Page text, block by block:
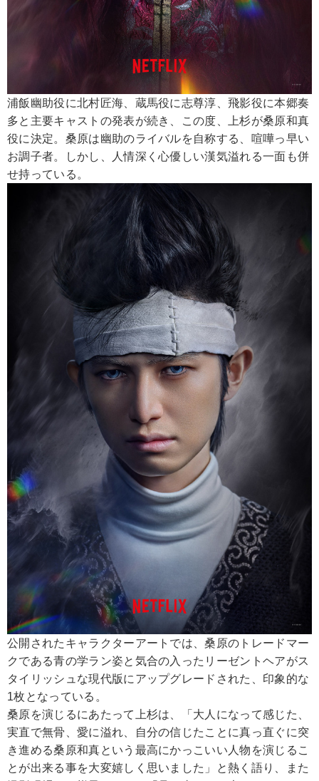
浦飯幽助役に北村匠海、蔵馬役に志尊淳、飛影役に本郷奏
多と主要キャストの発表が続き、この度、上杉が桑原和真
役に決定。桑原は幽助のライバルを自称する、喧嘩っ早い
お調子者。しかし、人情深く心優しい漢気溢れる一面も併
せ持っている。
公開されたキャラクターアートでは、桑原のトレードマー
クである青の学ラン姿と気合の入ったリーゼントヘアがス
タイリッシュな現代版にアップグレードされた、印象的な
1枚となっている。
桑原を演じるにあたって上杉は、「大人になって感じた、
実直で無骨、愛に溢れ、自分の信じたことに真っ直ぐに突
き進める桑原和真という最高にかっこいい人物を演じるこ
とが出来る事を大変嬉しく思いました」と熱く語り、また